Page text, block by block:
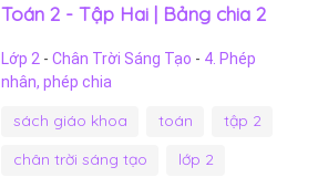
Toán 2 - Tập Hai | Bảng chia 2
Lớp 2 - Chân Trời Sáng Tạo - 4. Phép
nhân, phép chia
sách giáo khoa toán
tập 2
chân trời sáng tạo
lớp 2